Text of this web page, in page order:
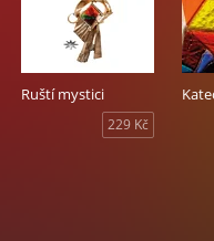
Ruští mystici
229 Kč